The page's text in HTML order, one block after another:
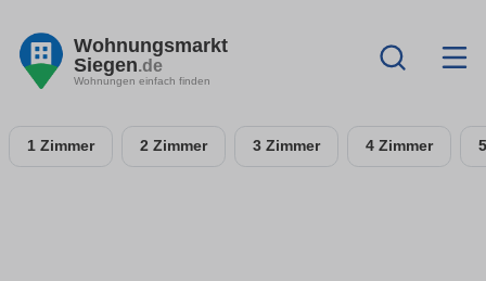
Wohnungsmarkt
Siegen.de
Wohnungen einfach finden
1 Zimmer 2 Zimmer 3 Zimmer 4 Zimmer